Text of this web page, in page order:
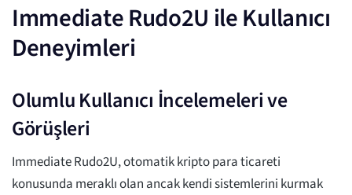
Immediate Rudo2U ile Kullanıcı
Deneyimleri
Olumlu Kullanıcı İncelemeleri ve
Görüşleri
Immediate Rudo2U, otomatik kripto para ticareti
konusunda meraklı olan ancak kendi sistemlerini kurmak